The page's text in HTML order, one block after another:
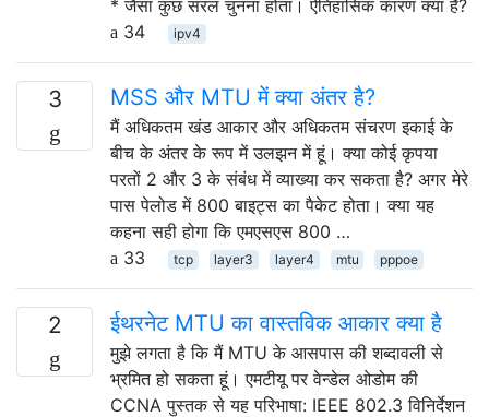
* जैसा कुछ सरल चुनना होता। ऐतिहासिक कारण क्या है?
34
ipv4
3 MSS और MTU में क्या अंतर है?
मैं अधिकतम खंड आकार और अधिकतम संचरण इकाई के
बीच के अंतर के रूप में उलझन में हूं। क्या कोई कृपया
परतों 2 और 3 के संबंध में व्याख्या कर सकता है? अगर मेरे
पास पेलोड में 800 बाइट्स का पैकेट होता। क्या यह
कहना सही होगा कि एमएसएस 800 …
33
tcp layer3 layer4 mtu pppoe
2 ईथरनेट MTU का वास्तविक आकार क्या है
मुझे लगता है कि मैं MTU के आसपास की शब्दावली से
भ्रमित हो सकता हूं। एमटीयू पर वेन्डेल ओडोम की
CCNA पुस्तक से यह परिभाषा: IEEE 802.3 विनिर्देशन